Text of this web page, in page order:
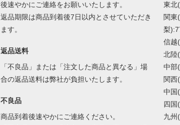
後速やかにご連絡をお願いいたします。
返品期限は商品到着後7日以内とさせていただき
ます。
返品送料
「不良品」または「注文した商品と異なる」場
合の返品送料は弊社が負担いたします。
不良品
商品到着後速やかにご連絡ください。
東北
関東
梨
信越
北陸
中部
関西
中国
四国
九州